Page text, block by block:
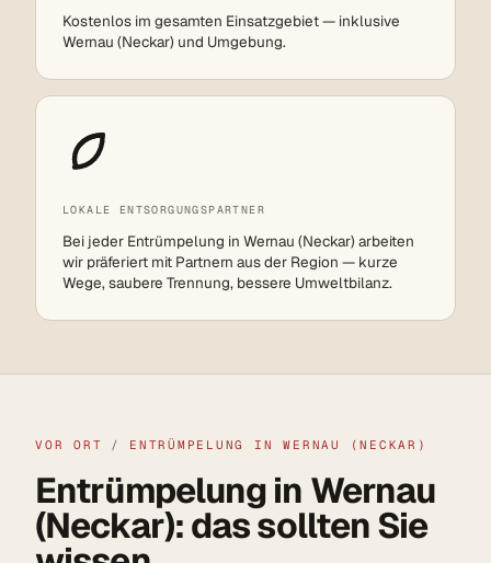
Kostenlos im gesamten Einsatzgebiet — inklusive
Wernau (Neckar) und Umgebung.
LOKALE ENTSORGUNGSPARTNER
Bei jeder Entrümpelung in Wernau (Neckar) arbeiten
wir präferiert mit Partnern aus der Region — kurze
Wege, saubere Trennung, bessere Umweltbilanz.
VOR ORT / ENTRÜMPELUNG IN WERNAU (NECKAR)
Entrümpelung in Wernau
(Neckar): das sollten Sie